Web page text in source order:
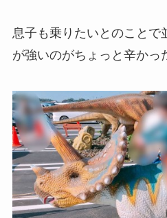
息子も乗りたいとのことで
が強いのがちょっと辛かっ